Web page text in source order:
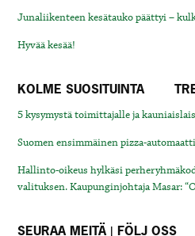
Junaliikenteen kesätauko päättyi –
Hyvää kesää!
KOLME SUOSITUINTA
5 kysymystä toimittajalle ja
Suomen ensimmäinen pizza-
Hallinto-oikeus hylkäsi
valituksen. Kaupunginjohtaja Masar:
SEURAA MEITÄ | FÖLJ OSS